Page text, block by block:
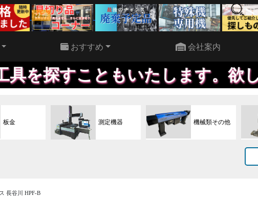
22 件
おすすめ 会社案内
もいたします。欲しいもの
板金 測定機器 機械類その他
長谷川 HPF-B